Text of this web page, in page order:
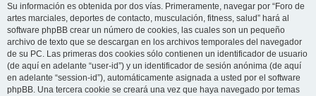
Su información es obtenida por dos vías. Primeramente, navegar por “Foro de
artes marciales, deportes de contacto, musculación, fitness, salud” hará al
software phpBB crear un número de cookies, las cuales son un pequeño
archivo de texto que se descargan en los archivos temporales del navegador
de su PC. Las primeras dos cookies sólo contienen un identificador de usuario
(de aquí en adelante “user-id”) y un identificador de sesión anónima (de aquí
en adelante “session-id”), automáticamente asignada a usted por el software
phpBB. Una tercera cookie se creará una vez que haya navegado por temas